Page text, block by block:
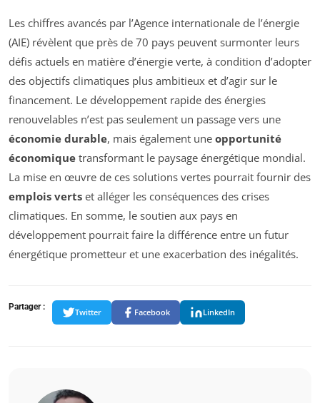
Les chiffres avancés par l’Agence internationale de l’énergie
(AIE) révèlent que près de 70 pays peuvent surmonter leurs
défis actuels en matière d’énergie verte, à condition d’adopter
des objectifs climatiques plus ambitieux et d’agir sur le
financement. Le développement rapide des énergies
renouvelables n’est pas seulement un passage vers une
économie durable, mais également une opportunité
économique transformant le paysage énergétique mondial.
La mise en œuvre de ces solutions vertes pourrait fournir des
emplois verts et alléger les conséquences des crises
climatiques. En somme, le soutien aux pays en
développement pourrait faire la différence entre un futur
énergétique prometteur et une exacerbation des inégalités.
Partager :
Twitter Facebook LinkedIn